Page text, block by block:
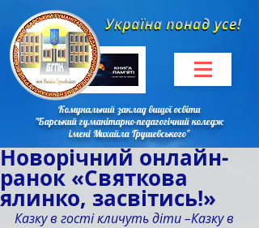
Комунальний заклад вищої освіти
"Барський гуманітарно-педагогічний коледж
імені Михайла Грушевського"
Новорічний онлайн-
ранок «Святкова
ялинко, засвітись!»
Казку в гості кличуть діти –Казку в